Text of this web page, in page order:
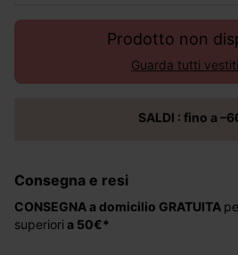
Prodotto non
Guarda tutti
SALDI : fino a
Consegna e resi
CONSEGNA a domicilio GRATUITA
superiori a 50€*